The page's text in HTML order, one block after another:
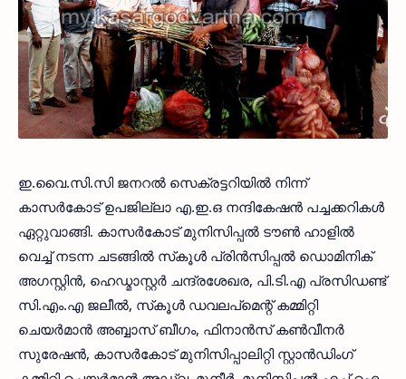
ഇ.വൈ.സി.സി ജനറല്‍ സെക്രട്ടറിയില്‍ നിന്ന്
കാസര്‍കോട് ഉപജില്ലാ എ.ഇ.ഒ നന്ദികേഷന്‍ പച്ചക്കറികള്‍
ഏറ്റുവാങ്ങി. കാസര്‍കോട് മുനിസിപ്പല്‍ ടൗണ്‍ ഹാളില്‍
വെച്ച് നടന്ന ചടങ്ങില്‍ സ്‌കൂള്‍ പ്രിന്‍സിപ്പല്‍ ഡൊമിനിക്
അഗസ്റ്റിന്‍, ഹെഡ്മാസ്റ്റര്‍ ചന്ദ്രശേഖര, പി.ടി.എ പ്രസിഡണ്ട്
സി.എം.എ ജലീല്‍, സ്‌കൂള്‍ ഡവലപ്മെന്റ് കമ്മിറ്റി
ചെയര്‍മാന്‍ അബ്ബാസ് ബീഗം, ഫിനാന്‍സ് കണ്‍വീനര്‍
സുരേഷന്‍, കാസര്‍കോട് മുനിസിപ്പാലിറ്റി സ്റ്റാന്‍ഡിംഗ്